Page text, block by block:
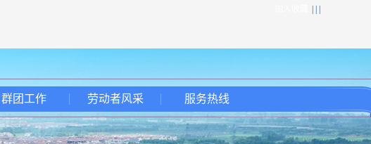
群团工作 劳动者风采 服务热线